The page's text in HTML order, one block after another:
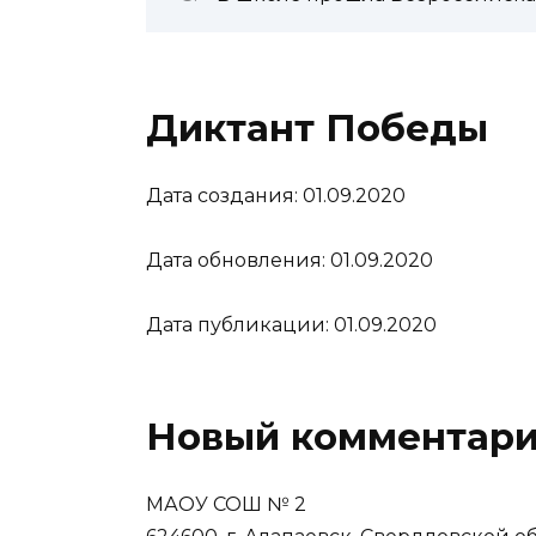
Диктант Победы
Дата создания: 01.09.2020
Дата обновления: 01.09.2020
Дата публикации: 01.09.2020
Новый
МАОУ СОШ № 2